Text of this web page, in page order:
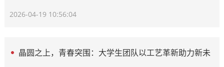
2026-04-19 10:56:04
晶圆之上，青春突围：大学生团队以工艺革新助力新未